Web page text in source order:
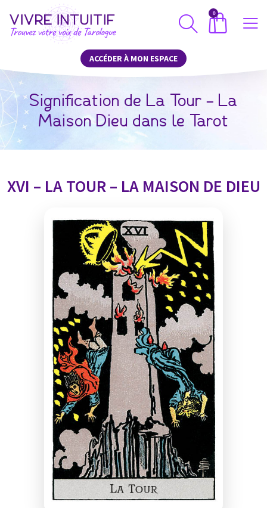
0
ACCÉDER À MON ESPACE
Signification de La Tour – La
Maison Dieu dans le Tarot
XVI – LA TOUR – LA MAISON DE DIEU